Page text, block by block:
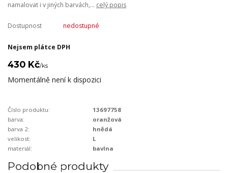
namalovat i v jiných barvách,... celý popis
Dostupnost nedostupné
Nejsem plátce DPH
430 Kč/ks
Momentálně není k dispozici
Číslo produktu:
13697758
barva:
oranžová
barva 2:
hnědá
velikost:
L
materiál:
bavlna
Podobné produkty